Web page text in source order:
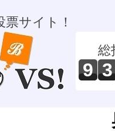
サイト！
総
9 3